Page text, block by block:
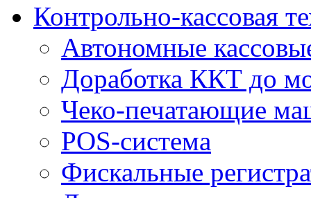
Контрольно-кассовая
Автономные
Доработка ККТ до
Чеко-печатающие
POS-система
Фискальные